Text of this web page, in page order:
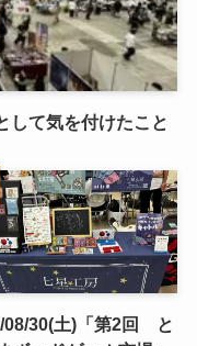
して気を付けたこと
08/30(土)「第2回 と